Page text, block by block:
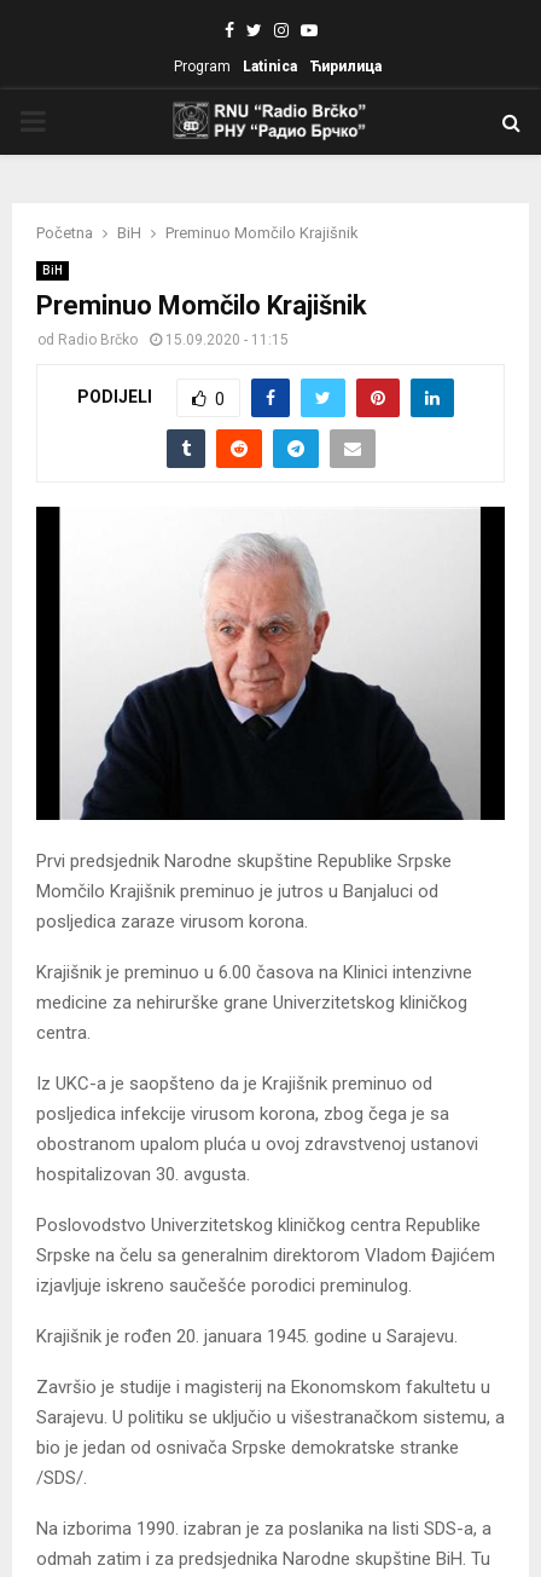
Facebook
TwitterInstagram
Youtube
Program Latinica Ћирилица
Početna BiH Preminuo Momčilo Krajišnik
BiH
Preminuo Momčilo Krajišnik
od Radio Brčko 15.09.2020 - 11:15
PODIJELI 0
Prvi predsjednik Narodne skupštine Republike Srpske
Momčilo Krajišnik preminuo je jutros u Banjaluci od
posljedica zaraze virusom korona.
Krajišnik je preminuo u 6.00 časova na Klinici intenzivne
medicine za nehirurške grane Univerzitetskog kliničkog
centra.
Iz UKC-a je saopšteno da je Krajišnik preminuo od
posljedica infekcije virusom korona, zbog čega je sa
obostranom upalom pluća u ovoj zdravstvenoj ustanovi
hospitalizovan 30. avgusta.
Poslovodstvo Univerzitetskog kliničkog centra Republike
Srpske na čelu sa generalnim direktorom Vladom Đajićem
izjavljuje iskreno saučešće porodici preminulog.
Krajišnik je rođen 20. januara 1945. godine u Sarajevu.
Završio je studije i magisterij na Ekonomskom fakultetu u
Sarajevu. U politiku se uključio u višestranačkom sistemu, a
bio je jedan od osnivača Srpske demokratske stranke
/SDS/.
Na izborima 1990. izabran je za poslanika na listi SDS-a, a
odmah zatim i za predsjednika Narodne skupštine BiH. Tu